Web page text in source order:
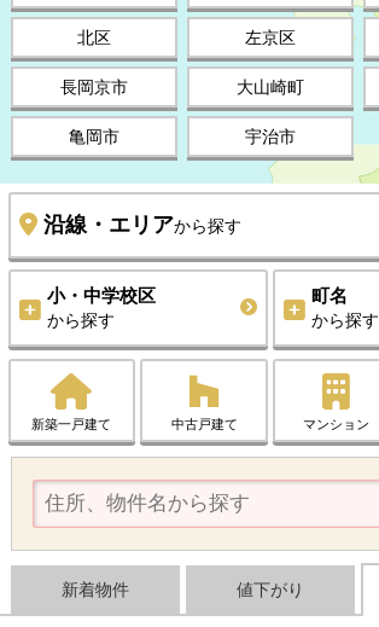
北区 左京区
長岡京市 大山崎町
亀岡市 宇治市
沿線・エリアから探す
小・中学校区
から探す
町名
から探す
新築一戸建て 中古戸建て マンション
新着物件 値下がり